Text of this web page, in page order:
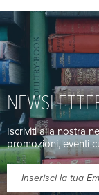
Iscriviti alla nostra
promozioni, eventi